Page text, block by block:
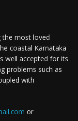
the most loved
coastal Karnataka
well accepted for its
problems such as
with
or